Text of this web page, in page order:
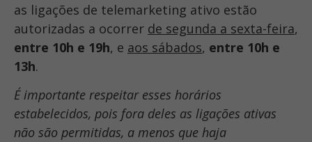
as ligações de telemarketing ativo estão
autorizadas a ocorrer de segunda a sexta-feira,
entre 10h e 19h, e aos sábados, entre 10h e
13h.
É importante respeitar esses horários
estabelecidos, pois fora deles as ligações ativas
não são permitidas, a menos que haja